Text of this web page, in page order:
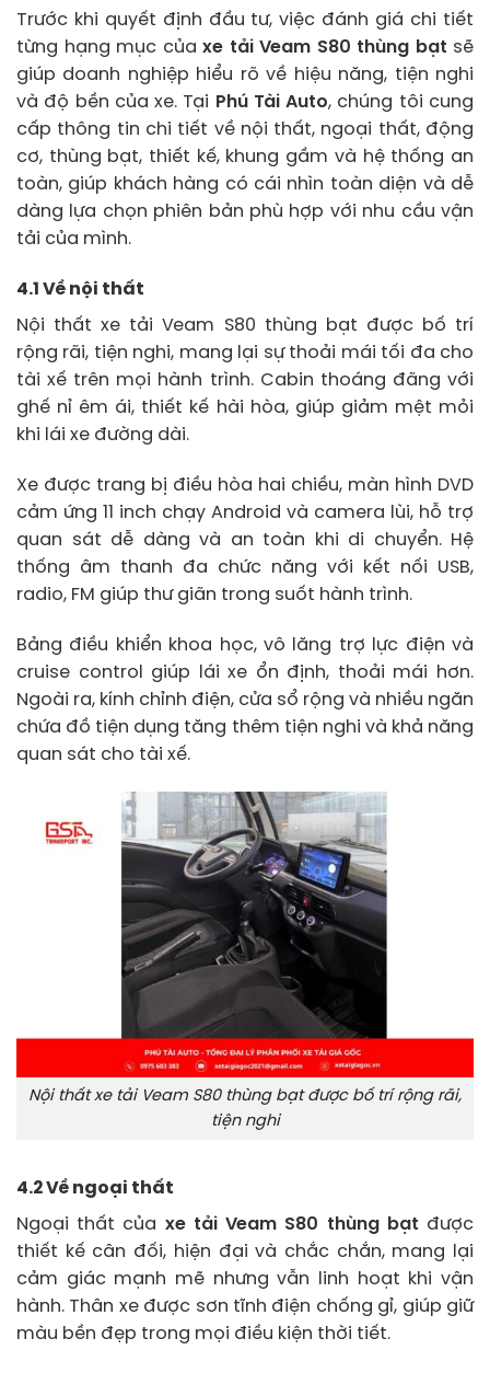
Trước khi quyết định đầu tư, việc đánh giá chi tiết
từng hạng mục của xe tải Veam S80 thùng bạt sẽ
giúp doanh nghiệp hiểu rõ về hiệu năng, tiện nghi
và độ bền của xe. Tại Phú Tài Auto, chúng tôi cung
cấp thông tin chi tiết về nội thất, ngoại thất, động
cơ, thùng bạt, thiết kế, khung gầm và hệ thống an
toàn, giúp khách hàng có cái nhìn toàn diện và dễ
dàng lựa chọn phiên bản phù hợp với nhu cầu vận
tải của mình.
4.1 Về nội thất
Nội thất xe tải Veam S80 thùng bạt được bố trí
rộng rãi, tiện nghi, mang lại sự thoải mái tối đa cho
tài xế trên mọi hành trình. Cabin thoáng đãng với
ghế nỉ êm ái, thiết kế hài hòa, giúp giảm mệt mỏi
khi lái xe đường dài.
Xe được trang bị điều hòa hai chiều, màn hình DVD
cảm ứng 11 inch chạy Android và camera lùi, hỗ trợ
quan sát dễ dàng và an toàn khi di chuyển. Hệ
thống âm thanh đa chức năng với kết nối USB,
radio, FM giúp thư giãn trong suốt hành trình.
Bảng điều khiển khoa học, vô lăng trợ lực điện và
cruise control giúp lái xe ổn định, thoải mái hơn.
Ngoài ra, kính chỉnh điện, cửa sổ rộng và nhiều ngăn
chứa đồ tiện dụng tăng thêm tiện nghi và khả năng
quan sát cho tài xế.
Nội thất xe tải Veam S80 thùng bạt được bố trí rộng rãi,
tiện nghi
4.2 Về ngoại thất
Ngoại thất của xe tải Veam S80 thùng bạt được
thiết kế cân đối, hiện đại và chắc chắn, mang lại
cảm giác mạnh mẽ nhưng vẫn linh hoạt khi vận
hành. Thân xe được sơn tĩnh điện chống gỉ, giúp giữ
màu bền đẹp trong mọi điều kiện thời tiết.